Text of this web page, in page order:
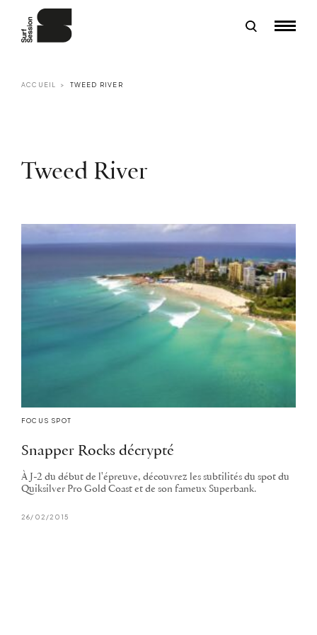
ACCUEIL TWEED RIVER
Tweed River
FOCUS SPOT
Snapper Rocks décrypté
À J-2 du début de l'épreuve, découvrez les subtilités du spot du
Quiksilver Pro Gold Coast et de son fameux Superbank.
26/02/2015